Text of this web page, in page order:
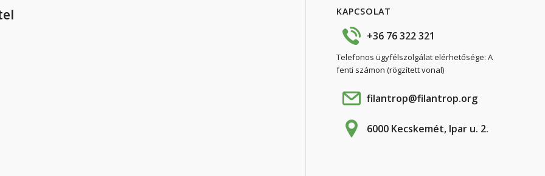
KAPCSOLAT
+36 76 322 321
Telefonos ügyfélszolgálat elérhetősége: A
fenti számon (rögzített vonal)
filantrop@filantrop.org
6000 Kecskemét, Ipar u. 2.